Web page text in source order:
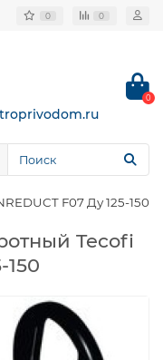
0 0
0
F07 Ду 125-150
Tecofi
150